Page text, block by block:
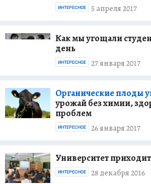
5 апреля 2017
ИНТЕРЕСНОЕ
Как мы угощали
день
27 января 2017
ИНТЕРЕСНОЕ
Органические плоды
урожай без химии,
проблем
26 января 2017
ИНТЕРЕСНОЕ
Университет
28 декабря 2016
ИНТЕРЕСНОЕ